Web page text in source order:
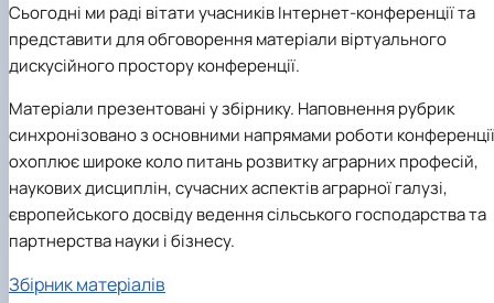
проведення НТЗ
Результати науково-технічних заходів
Монографії
ініціатива – 2025»
Нормативно-правові акти НУБіП України
Інформаційні ресурси НАЗК
Методичні роз’яснення НАЗК
Сьогодні ми раді вітати учасників Інтернет-конференції та
представити для обговорення матеріали віртуального
дискусійного простору конференції.
Матеріали презентовані у збірнику. Наповнення рубрик
синхронізовано з основними напрямами роботи конференції
охоплює широке коло питань розвитку аграрних професій,
наукових дисциплін, сучасних аспектів аграрної галузі,
європейського досвіду ведення сільського господарства та
партнерства науки і бізнесу.
Збірник матеріалів